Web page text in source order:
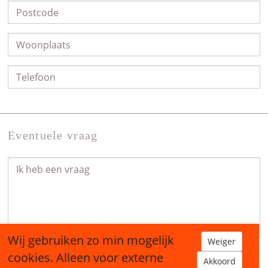
Eventuele vraag
Wij gebruiken zo min mogelijk
cookies. Alleen voor externe
Weiger
Akkoord